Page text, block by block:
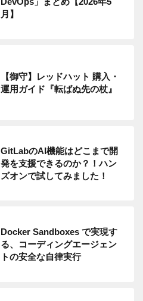
月】
【御守】レッドハット 購入・
運用ガイド『転ばぬ先の杖』
GitLabのAI機能はどこまで開
発を支援できるのか？！ハン
ズオンで試してみました！
Docker Sandboxes で実現す
る、コーディングエージェン
トの安全な自律実行